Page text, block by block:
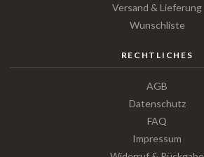
Versand & Lieferung
Wunschliste
RECHTLICHES
AGB
Datenschutz
FAQ
Impressum